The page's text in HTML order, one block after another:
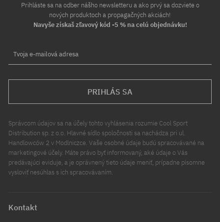
Prihláste sa na odber nášho newsletteru a ako prvý sa dozviete o
nových produktoch a propagačných akciách!
Navyše získaš zľavový kód -5 % na celú objednávku!
Tvoja e-mailová adresa
PRIHLÁS SA
Správcom údajov sa na účely tohto vyhlásenia rozumie Cool Sport
Distribution sp. z o.o. Hlavné sídlo spoločnosti sa nachádza pri ul.
Handlowców 2 v Modlniczce. Vaše osobné údaje budú spracovávané na
marketingové účely. Máte právo byť informovaný, aké údaje o Vás
predávajúci eviduje, a je oprávnený tieto údaje meniť, prípadne písomne
vysloviť nesúhlas s ich spracovávaním.
Kontakt